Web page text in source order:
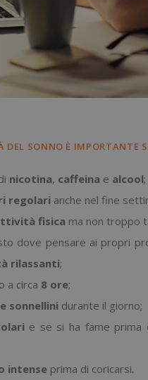
SONNO È IMPORTANTE
nicotina, caffeina e alcool;
regolari anche nel fine
fisica ma non troppo
dove pensare ai propri
rilassanti;
a circa 8 ore;
sonnellini durante il giorno;
e se si ha fame prima
intenseprima di coricarsi.